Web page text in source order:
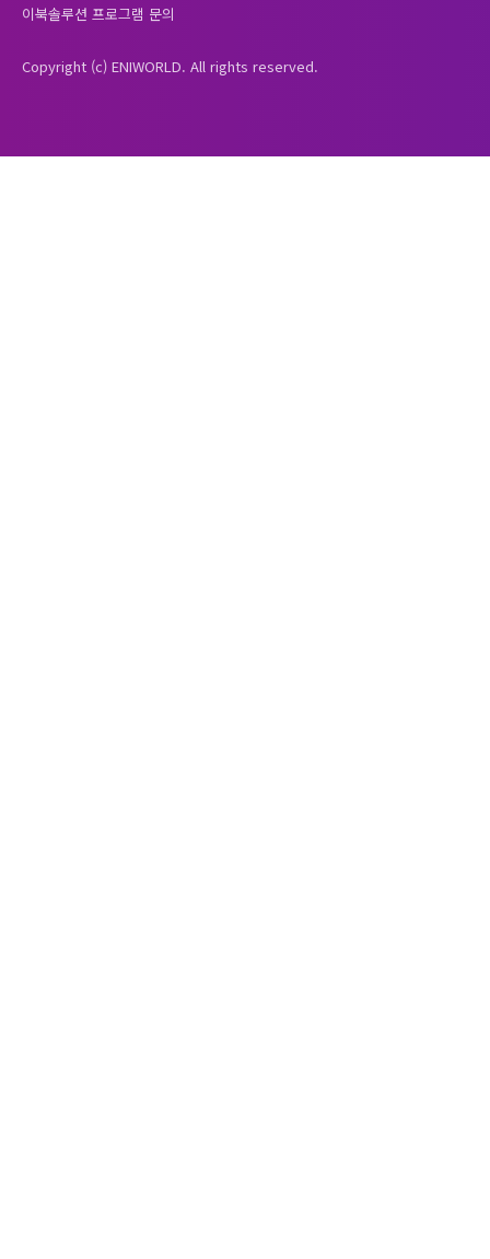
이북솔루션 프로그램 문의
Copyright (c) ENIWORLD. All rights reserved.